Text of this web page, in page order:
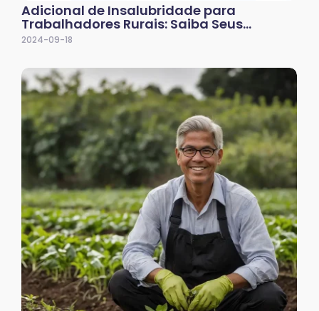
Adicional de Insalubridade para
Trabalhadores Rurais: Saiba Seus…
2024-09-18